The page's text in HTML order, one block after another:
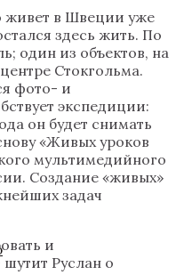
живет в Швеции уже
здесь жить. По
один из объектов, на
Стокгольма.
фото- и
экспедиции:
он будет снимать
«Живых уроков
мультимедийного
Создание «живых»
задач
и
Руслан о